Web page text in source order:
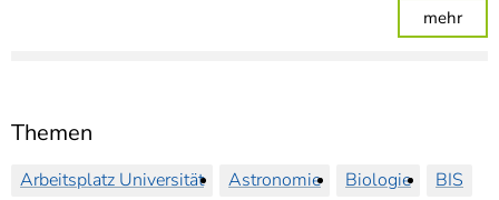
Themen
Arbeitsplatz Universität Astronomie Biologie
BIS
mehr: